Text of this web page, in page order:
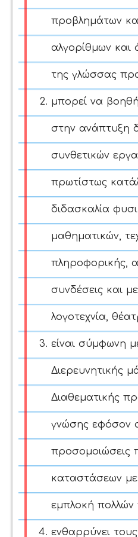
προβλημάτων
αλγορίθμων και
της γλώσσας
μπορεί να
στην ανάπτυξη
συνθετικών
πρωτίστως
διδασκαλία
μαθηματικών,
πληροφορικής,
συνδέσεις και
λογοτεχνία,
είναι σύμφωνη
Διερευνητικής
Διαθεματικής
γνώσης εφόσον
προσομοιώσεις
καταστάσεων
εμπλοκή πολλών
ενθαρρύνει